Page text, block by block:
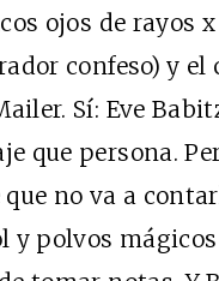
ojos de rayos
confeso) y
Sí: Eve
que persona.
que no va a
y polvos